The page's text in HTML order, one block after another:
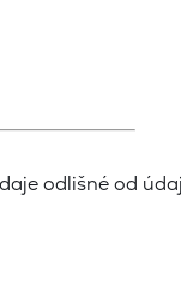
odlišné od